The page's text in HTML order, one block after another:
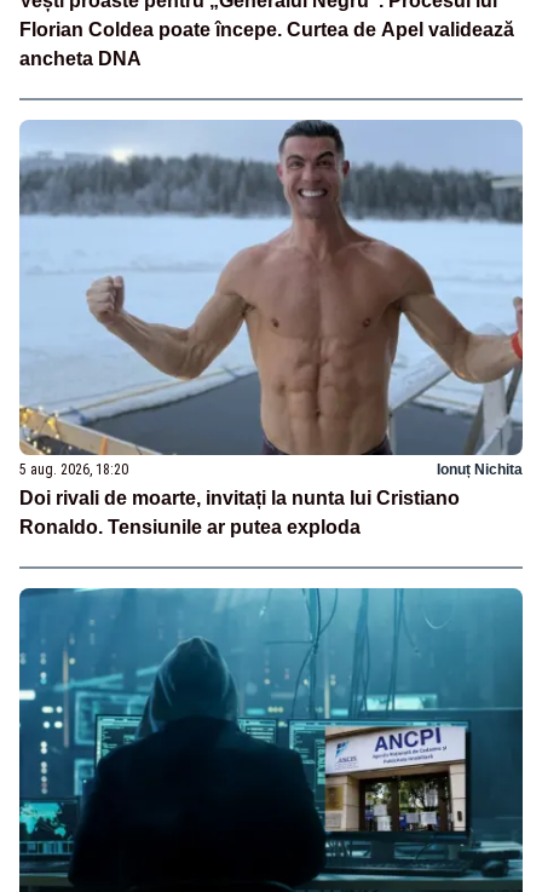
Florian Coldea poate începe. Curtea de Apel validează
ancheta DNA
5 aug. 2026, 18:20 Ionuț Nichita
Doi rivali de moarte, invitați la nunta lui Cristiano
Ronaldo. Tensiunile ar putea exploda